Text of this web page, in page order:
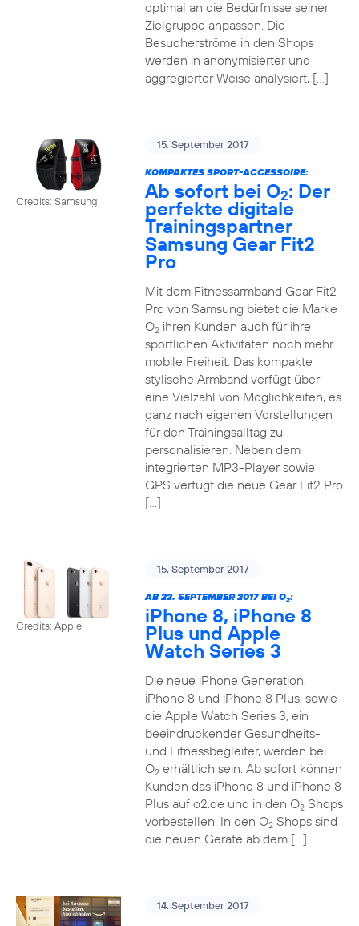
optimal an die Bedürfnisse seiner
Zielgruppe anpassen. Die
Besucherströme in den Shops
werden in anonymisierter und
aggregierter Weise analysiert, […]
Credits: Samsung
15. September 2017
KOMPAKTES SPORT-ACCESSOIRE:
Ab sofort bei O2: Der
perfekte digitale
Trainingspartner
Samsung Gear Fit2
Pro
Mit dem Fitnessarmband Gear Fit2
Pro von Samsung bietet die Marke
O2ihren Kunden auch für ihre
sportlichen Aktivitäten noch mehr
mobile Freiheit. Das kompakte
stylische Armband verfügt über
eine Vielzahl von Möglichkeiten, es
ganz nach eigenen Vorstellungen
für den Trainingsalltag zu
personalisieren. Neben dem
integrierten MP3-Player sowie
GPS verfügt die neue Gear Fit2 Pro
[…]
Credits: Apple
15. September 2017
AB 22. SEPTEMBER 2017 BEI O2:
iPhone 8, iPhone 8
Plus und Apple
Watch Series 3
Die neue iPhone Generation,
iPhone 8 und iPhone 8 Plus, sowie
die Apple Watch Series 3, ein
beeindruckender Gesundheits-
und Fitnessbegleiter, werden bei
O2erhältlich sein. Ab sofort können
Kunden das iPhone 8 und iPhone 8
Plus auf o2.de und in den O2Shops
vorbestellen. In den O2Shops sind
die neuen Geräte ab dem […]
14. September 2017